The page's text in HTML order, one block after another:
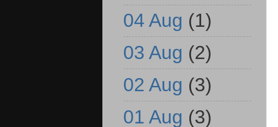
04 Aug (1)
03 Aug (2)
02 Aug (3)
01 Aug (3)